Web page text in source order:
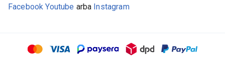
Facebook Youtube arba Instagram